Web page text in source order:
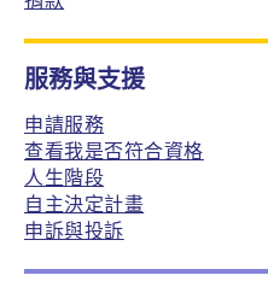
服務與支援
申請服務
查看我是否符合資格
人生階段
自主決定計畫
申訴與投訴